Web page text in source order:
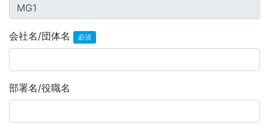
会社名/団体名 必須
部署名/役職名